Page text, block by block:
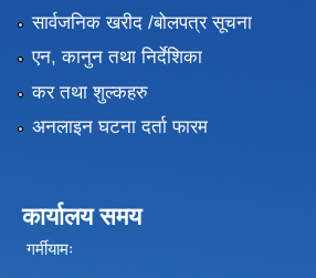
सार्वजनिक खरीद /बोलपत्र सूचना
एन, कानुन तथा निर्देशिका
कर तथा शुल्कहरु
अनलाइन घटना दर्ता फारम
कार्यालय समय
गर्मीयामः